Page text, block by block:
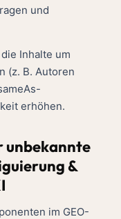
und
Inhalte um
(z. B. Autoren
erhöhen.
unbekannte
&
im GEO-